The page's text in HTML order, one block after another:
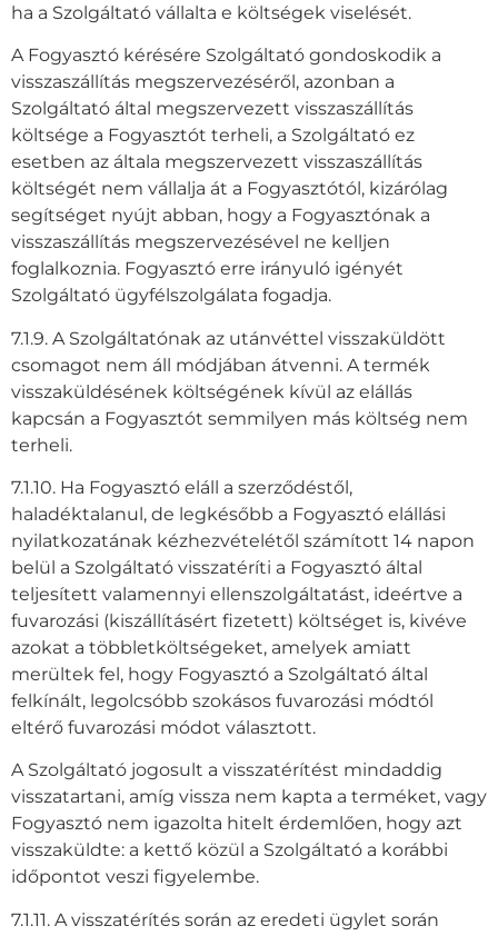
ha a Szolgáltató vállalta e költségek viselését.
A Fogyasztó kérésére Szolgáltató gondoskodik a
visszaszállítás megszervezéséről, azonban a
Szolgáltató által megszervezett visszaszállítás
költsége a Fogyasztót terheli, a Szolgáltató ez
esetben az általa megszervezett visszaszállítás
költségét nem vállalja át a Fogyasztótól, kizárólag
segítséget nyújt abban, hogy a Fogyasztónak a
visszaszállítás megszervezésével ne kelljen
foglalkoznia. Fogyasztó erre irányuló igényét
Szolgáltató ügyfélszolgálata fogadja.
7.1.9. A Szolgáltatónak az utánvéttel visszaküldött
csomagot nem áll módjában átvenni. A termék
visszaküldésének költségének kívül az elállás
kapcsán a Fogyasztót semmilyen más költség nem
terheli.
7.1.10. Ha Fogyasztó eláll a szerződéstől,
haladéktalanul, de legkésőbb a Fogyasztó elállási
nyilatkozatának kézhezvételétől számított 14 napon
belül a Szolgáltató visszatéríti a Fogyasztó által
teljesített valamennyi ellenszolgáltatást, ideértve a
fuvarozási (kiszállításért fizetett) költséget is, kivéve
azokat a többletköltségeket, amelyek amiatt
merültek fel, hogy Fogyasztó a Szolgáltató által
felkínált, legolcsóbb szokásos fuvarozási módtól
eltérő fuvarozási módot választott.
A Szolgáltató jogosult a visszatérítést mindaddig
visszatartani, amíg vissza nem kapta a terméket, vagy
Fogyasztó nem igazolta hitelt érdemlően, hogy azt
visszaküldte: a kettő közül a Szolgáltató a korábbi
időpontot veszi figyelembe.
7.1.11. A visszatérítés során az eredeti ügylet során